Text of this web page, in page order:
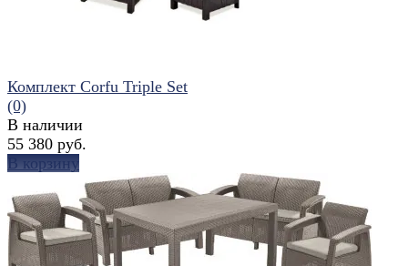
избранное сравнить
Комплект Corfu Triple Set
(0)
В наличии
55 380 руб.
В корзину